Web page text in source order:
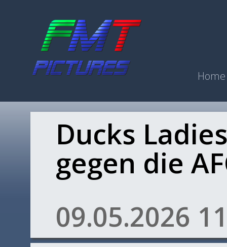
Home
Ducks
gegen die
09.05.2026